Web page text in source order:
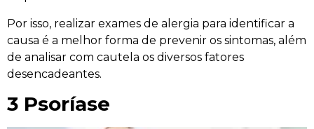
Por isso, realizar exames de alergia para identificar a
causa é a melhor forma de prevenir os sintomas, além
de analisar com cautela os diversos fatores
desencadeantes.
3 Psoríase